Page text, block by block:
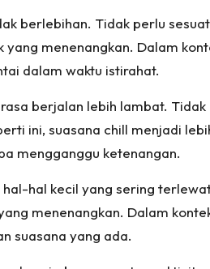
berlebihan. Tidak perlu
menenangkan. Dalam
dalam waktu istirahat.
berjalan lebih lambat.
ini, suasana chill menjadi
mengganggu ketenangan.
hal kecil yang sering
menenangkan. Dalam
suasana yang ada.